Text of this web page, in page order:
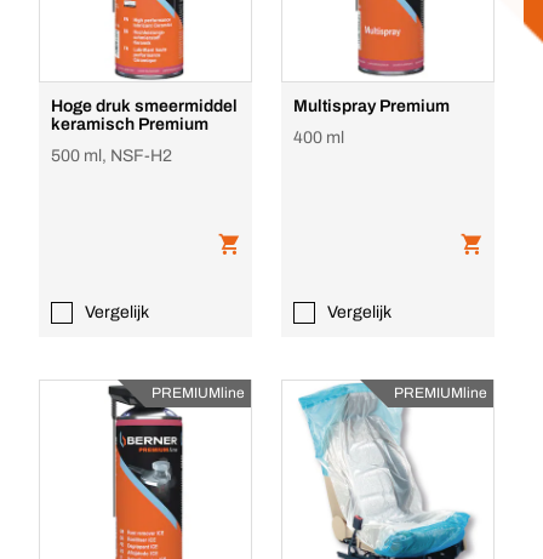
Hoge druk smeermiddel
keramisch Premium
500 ml, NSF-H2
Vergelijk
Multispray Premium
400 ml
Vergelijk
PREMIUMline PREMIUMline